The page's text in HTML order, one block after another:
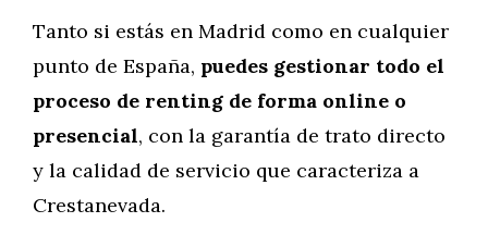
Tanto si estás en Madrid como en cualquier
punto de España, puedes gestionar todo el
proceso de renting de forma online o
presencial, con la garantía de trato directo
y la calidad de servicio que caracteriza a
Crestanevada.